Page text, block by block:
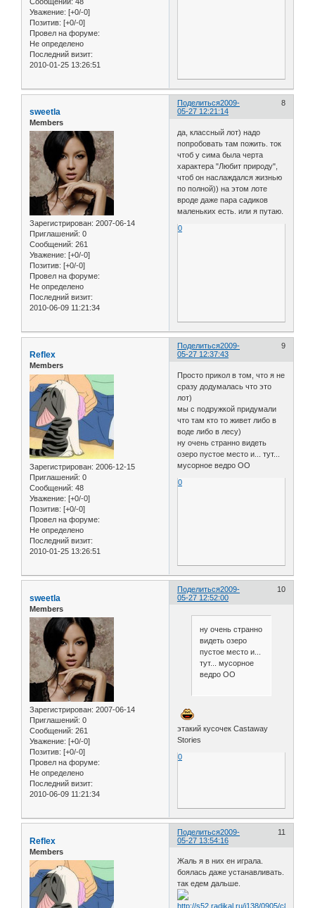
Уважение: [+0/-0]
Позитив: [+0/-0]
Провел на форуме:
Не определено
Последний визит:
2010-01-25 13:26:51
Поделиться 8
2009-
05-27 12:21:14
sweetla
Members
Зарегистрирован: 2007-06-14
Приглашений: 0
Сообщений: 261
Уважение: [+0/-0]
Позитив: [+0/-0]
Провел на форуме:
Не определено
Последний визит:
2010-06-09 11:21:34
да, классный лот) надо
попробовать там пожить. ток
чтоб у сима была черта
характера "Любит природу",
чтоб он наслаждался жизнью
по полной)) на этом лоте
вроде даже пара садиков
маленьких есть. или я путаю.
0
Поделиться 9
2009-
05-27 12:37:43
Reflex
Members
Зарегистрирован: 2006-12-15
Приглашений: 0
Сообщений: 48
Уважение: [+0/-0]
Позитив: [+0/-0]
Провел на форуме:
Не определено
Последний визит:
2010-01-25 13:26:51
Просто прикол в том, что я не
сразу додумалась что это
лот)
мы с подружкой придумали
что там кто то живет либо в
воде либо в лесу)
ну очень странно видеть
озеро пустое место и... тут...
мусорное ведро OO
0
Поделиться 10
2009-
05-27 12:52:00
sweetla
Members
Зарегистрирован: 2007-06-14
Приглашений: 0
Сообщений: 261
Уважение: [+0/-0]
Позитив: [+0/-0]
Провел на форуме:
Не определено
Последний визит:
2010-06-09 11:21:34
ну очень странно
видеть озеро
пустое место и...
тут... мусорное
ведро OO
этакий кусочек Castaway
Stories
0
Поделиться 11
2009-
05-27 13:54:16
Reflex
Members
Жаль я в них ен играла.
боялась даже устанавливать.
так едем дальше.